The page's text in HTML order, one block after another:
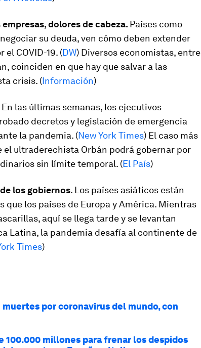
dolores de cabeza. Países como
su deuda, ven cómo deben extender
COVID-19. (DW) Diversos economistas, entre
coinciden en que hay que salvar a las
crisis. (Información)
En las últimas semanas, los ejecutivos
decretos y legislación de emergencia
la pandemia. (New York Times) El caso más
el ultraderechista Orbán podrá gobernar por
sin límite temporal. (El País)
los gobiernos. Los países asiáticos están
que los países de Europa y América. Mientras
aquí se llega tarde y se levantan
Latina, la pandemia desafía al continente de
Times)
muertes por coronavirus del mundo, con
100.000 millones para frenar los despidos